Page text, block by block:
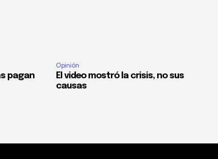
pagan
Opinión
El video mostró la crisis, no sus
causas